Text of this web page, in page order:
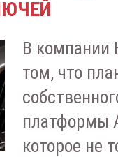
В компании
том, что
платформы
которое не